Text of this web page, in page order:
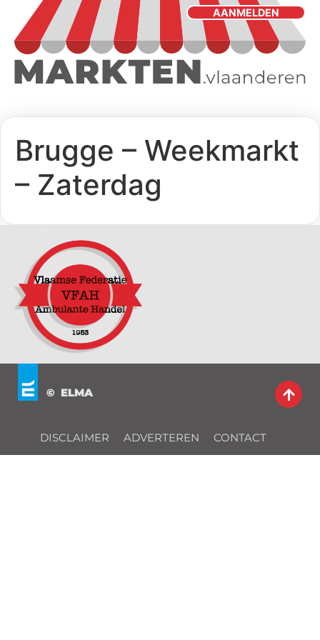
AANMELDEN
Brugge – Weekmarkt
– Zaterdag
© ELMA
DISCLAIMER ADVERTEREN CONTACT